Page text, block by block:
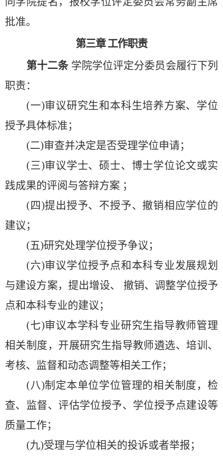
批准。
第三章 工作职责
第十二条 学院学位评定分委员会履行下列
职责：
(一)审议研究生和本科生培养方案、学位
授予具体标准；
(二)审查并决定是否受理学位申请；
(三)审议学士、硕士、博士学位论文或实
践成果的评阅与答辩方案 ；
(四)提出授予、不授予、撤销相应学位的
建议；
(五)研究处理学位授予争议；
(六)审议学位授予点和本科专业发展规划
与建设方案，提出增设、 撤销、调整学位授予
点和本科专业的建议；
(七)审议本学科专业研究生指导教师管理
相关制度，开展研究生指导教师遴选、培训、
考核、监督和动态调整等相关工作；
(八)制定本单位学位管理的相关制度，检
查、监督、评估学位授予、学位授予点建设等
质量工作；
(九)受理与学位相关的投诉或者举报；